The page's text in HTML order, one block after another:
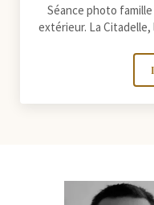
Séance photo
extérieur. La Citadelle,